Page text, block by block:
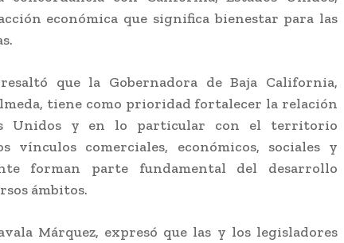
económica que significa bienestar para las
que la Gobernadora de Baja California,
tiene como prioridad fortalecer la relación
Unidos y en lo particular con el territorio
vínculos comerciales, económicos, sociales y
forman parte fundamental del desarrollo
ámbitos.
Márquez, expresó que las y los legisladores